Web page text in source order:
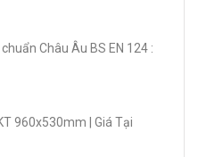
Châu Âu BS EN 124 :
960x530mm | Giá Tại